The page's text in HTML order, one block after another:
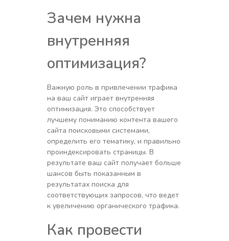
Зачем нужна
внутренняя
оптимизация?
Важную роль в привлечении трафика
на ваш сайт играет внутренняя
оптимизация. Это способствует
лучшему пониманию контента вашего
сайта поисковыми системами,
определить его тематику, и правильно
проиндексировать страницы. В
результате ваш сайт получает больше
шансов быть показанным в
результатах поиска для
соответствующих запросов, что ведет
к увеличению органического трафика.
Как провести